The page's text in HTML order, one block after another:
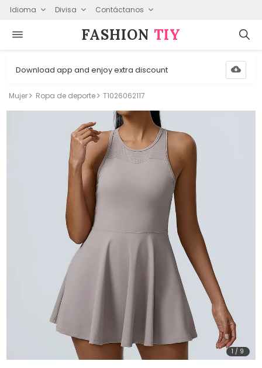
Idioma Divisa Contáctanos
FASHION⁠ TIY
Download app and enjoy extra discount
Mujer Ropa de deporte T1026062117
1 / 9